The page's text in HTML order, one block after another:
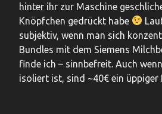
hinter ihr zur Maschine
Knöpfchen gedrückt habe
subjektiv, wenn man sich
Bundles mit dem Siemens
finde ich – sinnbefreit. Auch
isoliert ist, sind ~40€ ein üppiger